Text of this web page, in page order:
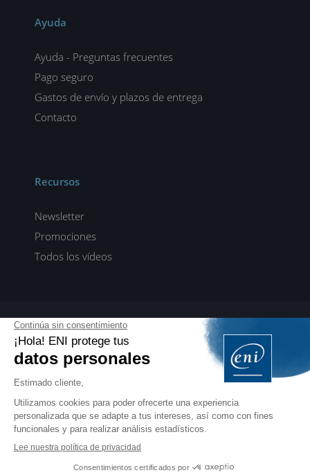
Ayuda
Ayuda - Preguntas frecuentes
Pago seguro
Gastos de envío y plazos de entrega
Contacto
Recursos
Newsletter
Promociones
Todos los vídeos
ENI elearning
E-formaciones en 5 idiomas
Manuales para profesionales de la formación
EDITIONS ENI